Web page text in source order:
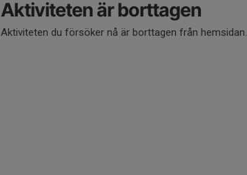
Aktiviteten är borttagen
Aktiviteten du försöker nå är borttagen från hemsidan.